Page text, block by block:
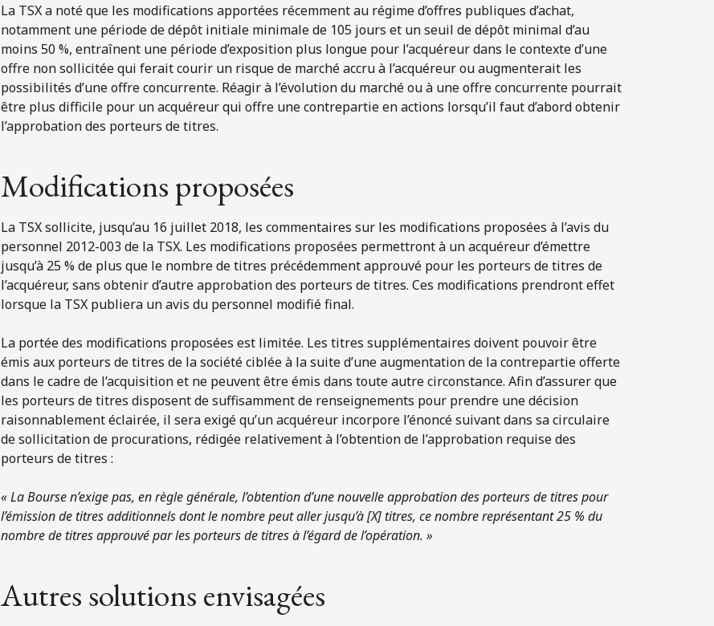
La TSX a noté que les modifications apportées récemment au régime d’offres publiques d’achat,
notamment une période de dépôt initiale minimale de 105 jours et un seuil de dépôt minimal d’au
moins 50 %, entraînent une période d’exposition plus longue pour l’acquéreur dans le contexte d’une
offre non sollicitée qui ferait courir un risque de marché accru à l’acquéreur ou augmenterait les
possibilités d’une offre concurrente. Réagir à l’évolution du marché ou à une offre concurrente pourrait
être plus difficile pour un acquéreur qui offre une contrepartie en actions lorsqu’il faut d’abord obtenir
l’approbation des porteurs de titres.
Modifications proposées
La TSX sollicite, jusqu’au 16 juillet 2018, les commentaires sur les modifications proposées à l’avis du
personnel 2012-003 de la TSX. Les modifications proposées permettront à un acquéreur d’émettre
jusqu’à 25 % de plus que le nombre de titres précédemment approuvé pour les porteurs de titres de
l’acquéreur, sans obtenir d’autre approbation des porteurs de titres. Ces modifications prendront effet
lorsque la TSX publiera un avis du personnel modifié final.
La portée des modifications proposées est limitée. Les titres supplémentaires doivent pouvoir être
émis aux porteurs de titres de la société ciblée à la suite d’une augmentation de la contrepartie offerte
dans le cadre de l’acquisition et ne peuvent être émis dans toute autre circonstance. Afin d’assurer que
les porteurs de titres disposent de suffisamment de renseignements pour prendre une décision
raisonnablement éclairée, il sera exigé qu’un acquéreur incorpore l’énoncé suivant dans sa circulaire
de sollicitation de procurations, rédigée relativement à l’obtention de l’approbation requise des
porteurs de titres :
« La Bourse n’exige pas, en règle générale, l’obtention d’une nouvelle approbation des porteurs de titres pour
l’émission de titres additionnels dont le nombre peut aller jusqu’à [X] titres, ce nombre représentant 25 % du
nombre de titres approuvé par les porteurs de titres à l’égard de l’opération. »
Autres solutions envisagées